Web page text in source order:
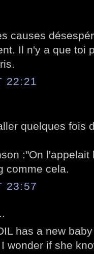
causes
Il n'y a que toi
22:21
quelques fois
:"On
comme cela.
23:57
has a new
wonder if she